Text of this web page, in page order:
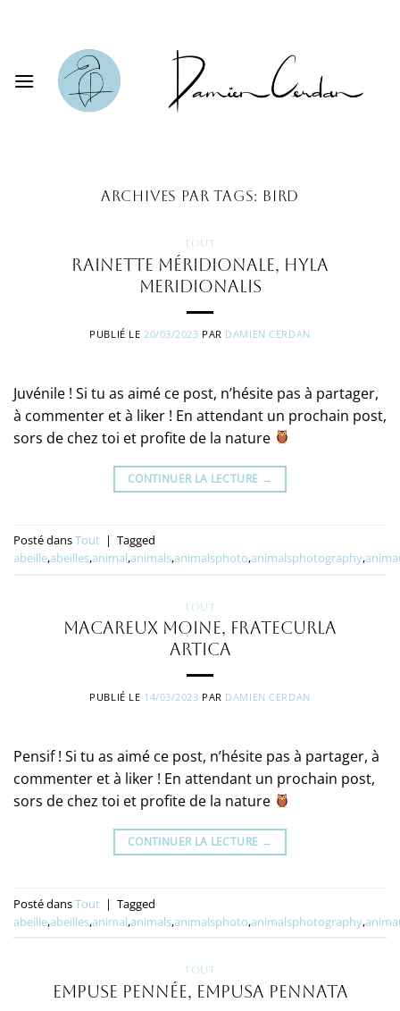
ARCHIVES PAR TAGS: BIRD
TOUT
Rainette méridionale, Hyla
meridionalis
PUBLIÉ LE 20/03/2023 PAR DAMIEN CERDAN
Juvénile ! Si tu as aimé ce post, n’hésite pas à partager,
à commenter et à liker ! En attendant un prochain post,
sors de chez toi et profite de la nature
CONTINUER LA LECTURE →
Posté dansTout | Tagged
abeille,abeilles,animal,animals,animalsphoto,animalsphotography,
TOUT
Macareux moine, Fratecurla
artica
PUBLIÉ LE 14/03/2023 PAR DAMIEN CERDAN
Pensif ! Si tu as aimé ce post, n’hésite pas à partager, à
commenter et à liker ! En attendant un prochain post,
sors de chez toi et profite de la nature
CONTINUER LA LECTURE →
Posté dansTout | Tagged
abeille,abeilles,animal,animals,animalsphoto,animalsphotography,
TOUT
Empuse pennée, Empusa pennata